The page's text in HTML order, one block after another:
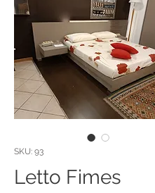
SKU: 93
Letto Fimes